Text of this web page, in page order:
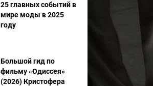
25 главных событий в
мире моды в 2025
году
Большой гид по
фильму «Одиссея»
(2026) Кристофера